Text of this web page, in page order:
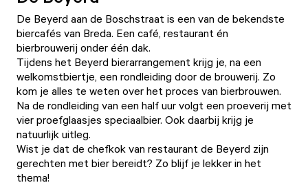
De Beyerd aan de Boschstraat is een van de bekendste
biercafés van Breda. Een café, restaurant én
bierbrouwerij onder één dak.
Tijdens het Beyerd bierarrangement krijg je, na een
welkomstbiertje, een rondleiding door de brouwerij. Zo
kom je alles te weten over het proces van bierbrouwen.
Na de rondleiding van een half uur volgt een proeverij met
vier proefglaasjes speciaalbier. Ook daarbij krijg je
natuurlijk uitleg.
Wist je dat de chefkok van restaurant de Beyerd zijn
gerechten met bier bereidt? Zo blijf je lekker in het
thema!